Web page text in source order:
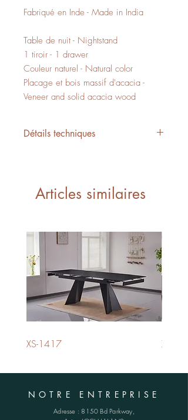
Fabriqué en Inde - Made in India
Table de nuit - Nightstand
1 tiroir - 1 drawer
Couleur naturel - Natural color
Placage et bois massif d'acacia -
Veneer and solid acacia wood
Détails techniques
Articles similaires
XS-1417 XS-
NOTRE ENTREPRISE
Adresse : 8150 Bd Parkway,